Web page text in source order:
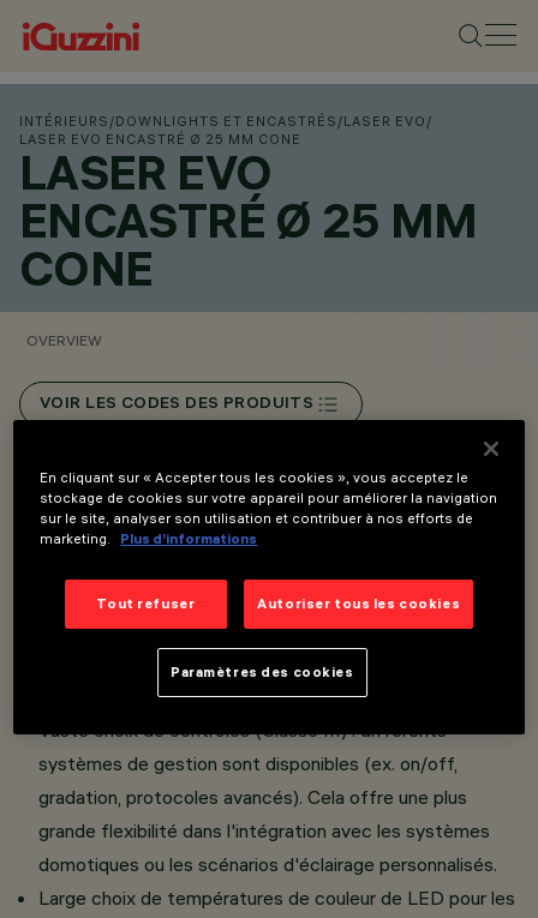
INTÉRIEURS /DOWNLIGHTS ET ENCASTRÉS /LASER EVO /
LASER EVO ENCASTRÉ Ø 25 MM CONE
LASER EVO
ENCASTRÉ Ø 25 MM
CONE
OVERVIEW
VOIR LES CODES DES PRODUITS
Overview
géométrie conique qui optimise le contrôle du flux
lumineux, assure un confort visuel et une
distribution homogène de la lumière.
Disponible en versions Cadre et Minimal.
Vaste choix de contrôles (Classe III) : différents
systèmes de gestion sont disponibles (ex. on/off,
gradation, protocoles avancés). Cela offre une plus
grande flexibilité dans l'intégration avec les systèmes
domotiques ou les scénarios d'éclairage personnalisés.
Large choix de températures de couleur de LED pour les
En cliquant sur « Accepter tous les cookies », vous acceptez le
stockage de cookies sur votre appareil pour améliorer la navigation
sur le site, analyser son utilisation et contribuer à nos efforts de
marketing.
Plus d’informations
Tout refuser Autoriser tous les cookies
Paramètres des cookies